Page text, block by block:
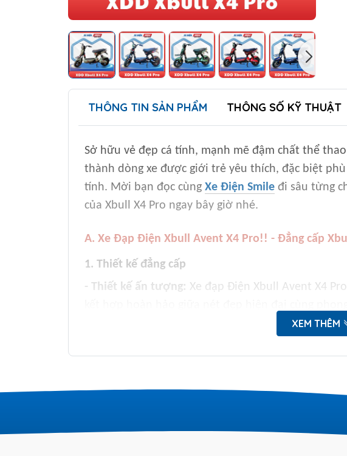
THÔNG TIN SẢN PHẨM THÔNG SỐ KỸ THUẬT
Sở hữu vẻ đẹp cá tính, mạnh mẽ đậm chất thể
thành dòng xe được giới trẻ yêu thích, đặc biệt
tính. Mời bạn đọc cùng Xe Điện Smile đi sâu từng
của Xbull X4 Pro ngay bây giờ nhé.
A. Xe Đạp Điện Xbull Avent X4 Pro!! - Đẳng cấp
1. Thiết kế đẳng cấp
- Thiết kế ấn tượng: Xe đạp Điện Xbull Avent X4
nét thiết kế góc cạnh, sắc nét, tay lái chắc chắn,
hùng dũng. Nhìn tổng thể Xbull Avent X4 Pro toát
XEM THÊM